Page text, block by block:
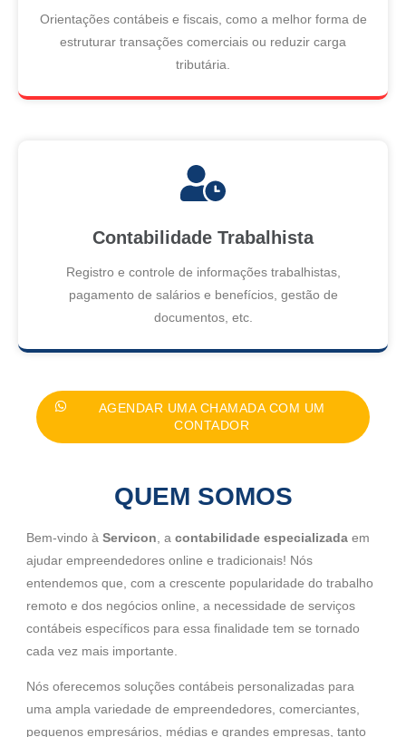
Orientações contábeis e fiscais, como a melhor forma de
estruturar transações comerciais ou reduzir carga
tributária.
Contabilidade Trabalhista
Registro e controle de informações trabalhistas,
pagamento de salários e benefícios, gestão de
documentos, etc.
AGENDAR UMA CHAMADA COM UM
CONTADOR
QUEM SOMOS
Bem-vindo à Servicon , a contabilidade especializada em
ajudar empreendedores online e tradicionais! Nós
entendemos que, com a crescente popularidade do trabalho
remoto e dos negócios online, a necessidade de serviços
contábeis específicos para essa finalidade tem se tornado
cada vez mais importante.
Nós oferecemos soluções contábeis personalizadas para
uma ampla variedade de empreendedores, comerciantes,
pequenos empresários, médias e grandes empresas, tanto